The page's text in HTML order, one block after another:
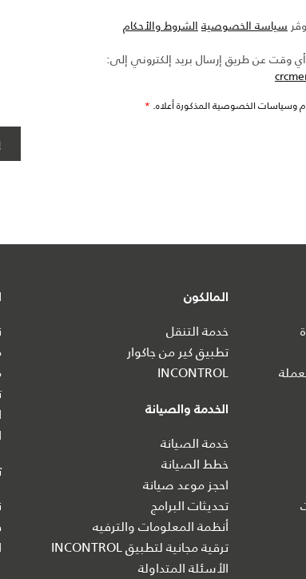
سياسة الخصوصية الشروط والأحكام
عن طريق إرسال بريد إلكتروني إلى:
وسياسات الخصوصية المذكورة أعلاه. *
المالكون
خدمة التنقل
تطبيق كير من جاكوار
INCONTROL
الخدمة والصيانة
خدمة الصيانة
خطط الصيانة
احجز موعد صيانة
تحديثات البرامج
أنظمة المعلومات والترفيه
ترقية مجانية لتطبيق INCONTROL
الأسئلة المتداولة